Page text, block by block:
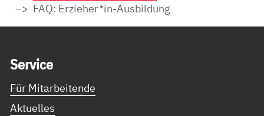
FAQ: Erzieher*in-Ausbildung
Ser­vice
Für Mitarbeitende
Aktuelles